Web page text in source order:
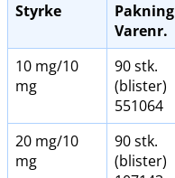
Styrke
Pakning
Varenr.
10 mg/10
mg
90 stk.
(blister)
551064
20 mg/10
mg
90 stk.
(blister)